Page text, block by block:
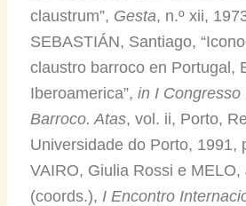
claustrum”, Gesta, n.º xii,
SEBASTIÁN, Santiago,
claustro barroco en Portugal,
Iberoamerica”, in I Congresso
Barroco. Atas, vol. ii, Porto,
Universidade do Porto, 1991,
VAIRO, Giulia Rossi e
(coords.), I Encontro